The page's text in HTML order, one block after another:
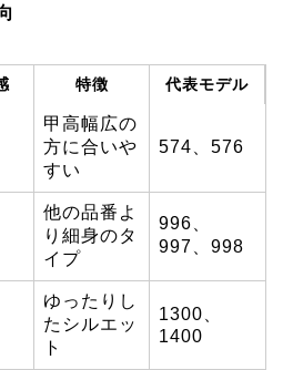
特徴 代表モデル
甲高幅広の
方に合いや
すい
574、576
他の品番よ
り細身のタ
イプ
996、
997、998
ゆったりし
たシルエッ
ト
1300、
1400